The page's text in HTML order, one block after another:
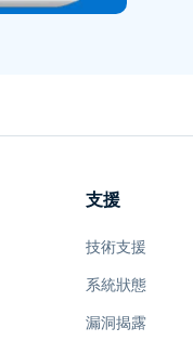
支援
技術支援
系統狀態
漏洞揭露